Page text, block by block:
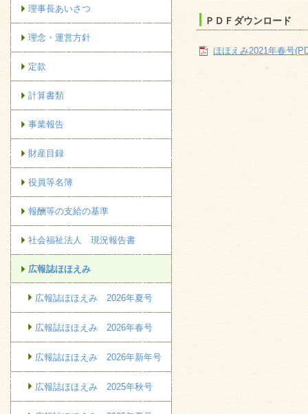
ＰＤＦダウンロード
ほほえみ2021年春号
理事長あいさつ
理念・運営方針
定款
計算書類
事業報告
財産目録
役員等名簿
報酬等の支給の基準
社会福祉法人 現況報告書
広報誌ほほえみ
広報誌ほほえみ 2026年夏号
広報誌ほほえみ 2026年春号
広報誌ほほえみ 2026年新年号
広報誌ほほえみ 2025年秋号